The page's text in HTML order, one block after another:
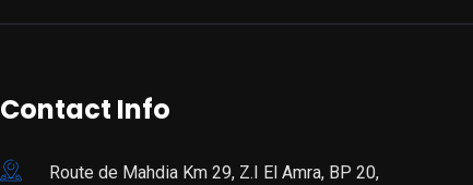
Contact Info
Route de Mahdia Km 29, Z.I El Amra, BP 20,